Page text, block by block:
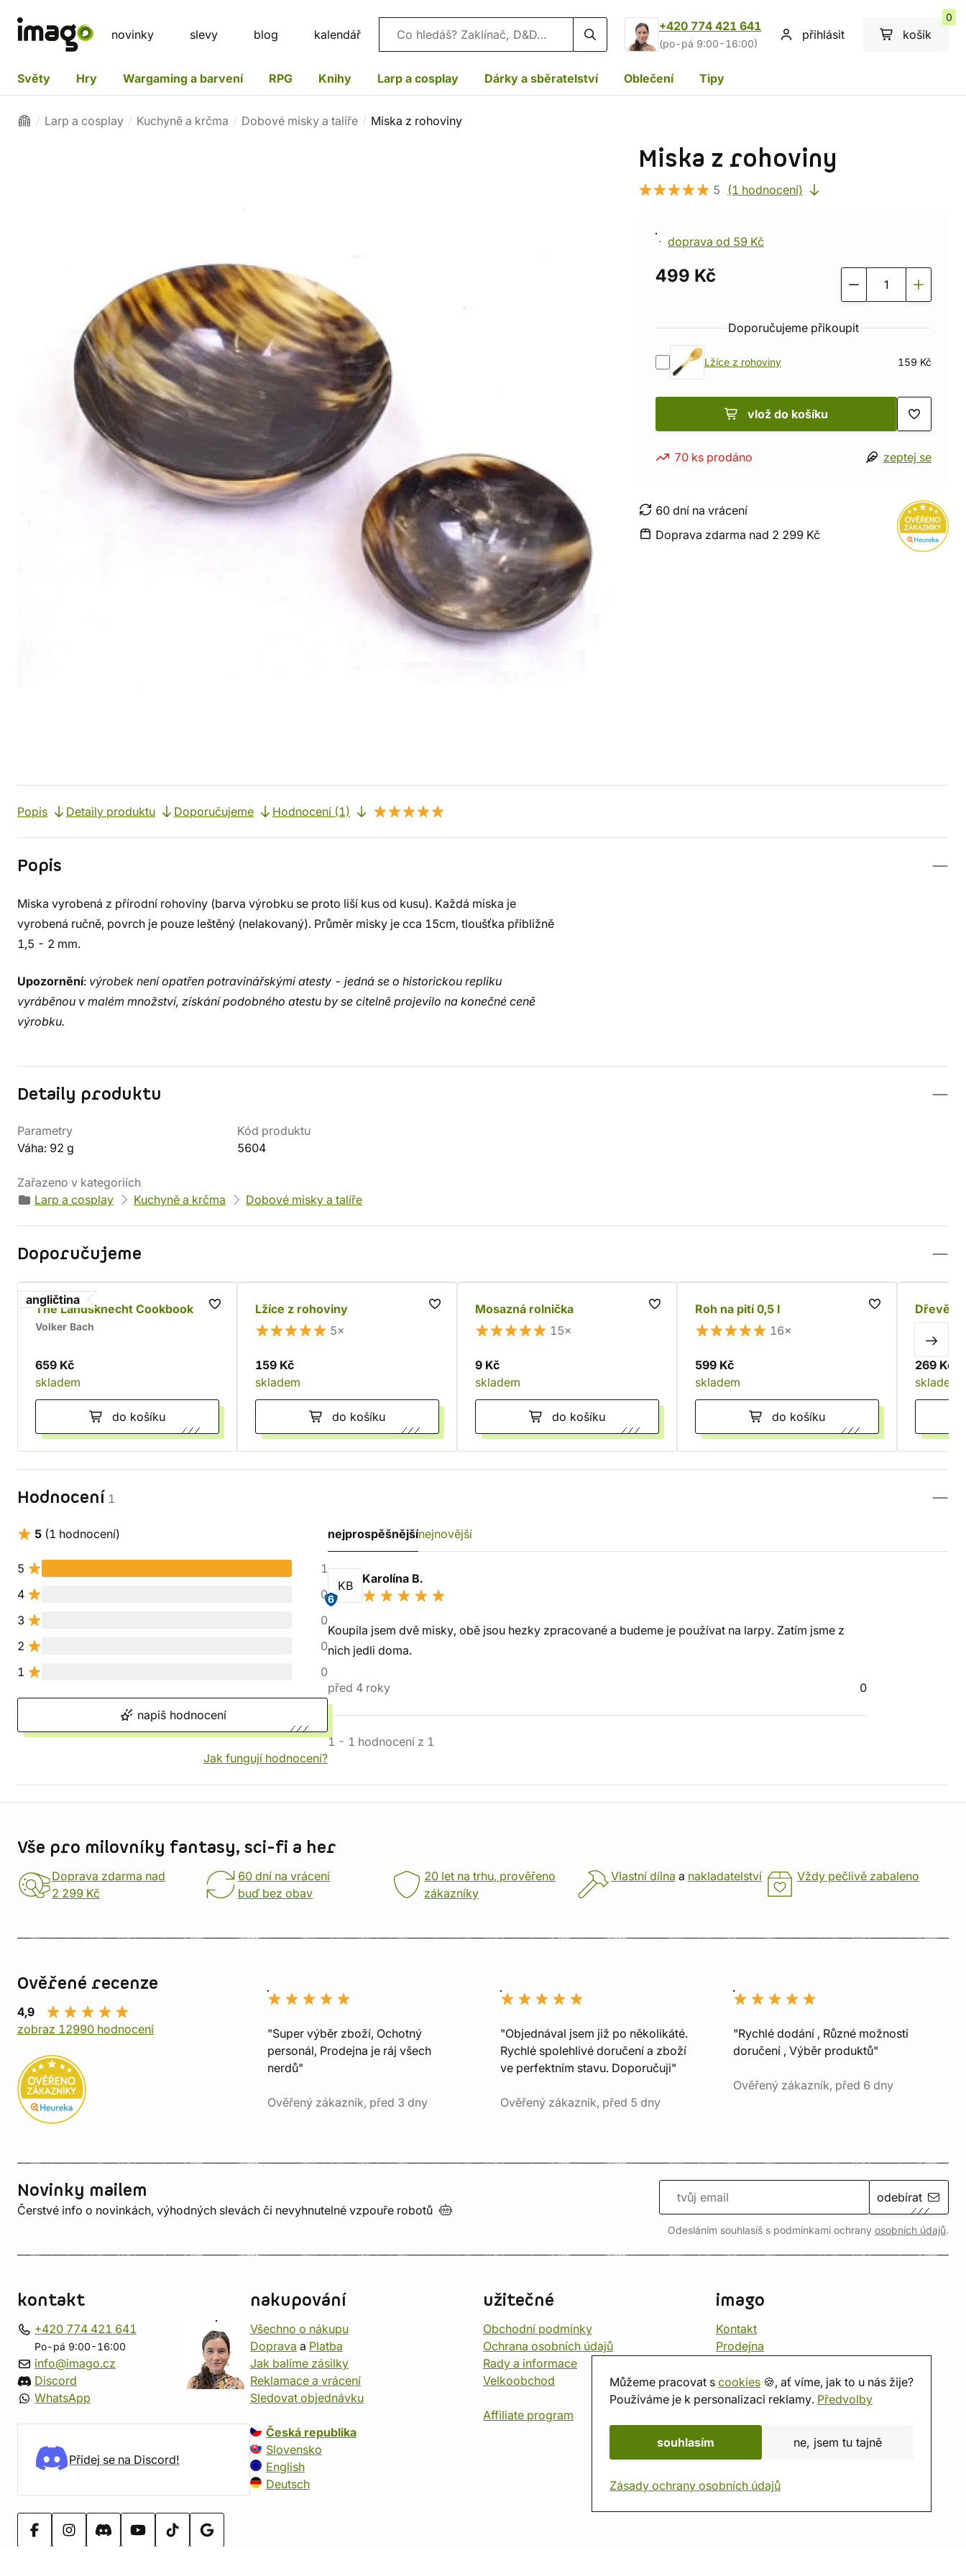
novinky slevy blog kalendář Vyhledávání
+420 774 421 641
(po-pá 9:00-16:00)
přihlásit košík
0
Světy Hry Wargaming a barvení RPG Knihy Larp a cosplay Dárky a sběratelství Oblečení Tipy
Larp a cosplay Kuchyně a krčma Dobové misky a talíře Miska z rohoviny
Miska z rohoviny
5 (1 hodnocení)
doprava od 59 Kč
499 Kč
Doporučujeme přikoupit
Lžíce z rohoviny 159 Kč
vlož do košíku
70 ks prodáno zeptej se
60 dní na vrácení
Doprava zdarma nad 2 299 Kč
Popis Detaily produktu Doporučujeme Hodnocení (1)
Popis
Miska vyrobená z přírodní rohoviny (barva výrobku se proto liší kus od kusu). Každá miska je
vyrobená ručně, povrch je pouze leštěný (nelakovaný). Průměr misky je cca 15cm, tloušťka přibližně
1,5 - 2 mm.
Upozornění: výrobek není opatřen potravinářskými atesty - jedná se o historickou repliku
vyráběnou v malém množství, získání podobného atestu by se citelně projevilo na konečné ceně
výrobku.
Detaily produktu
Parametry
Váha: 92 g
Kód produktu
5604
Zařazeno v kategoriích
Larp a cosplay
Kuchyně a krčma Dobové misky a talíře
Doporučujeme
angličtina
The Landsknecht Cookbook
Volker Bach
659 Kč
skladem
do košíku
Lžíce z rohoviny
5×
159 Kč
skladem
do košíku
Mosazná rolnička
15×
9 Kč
skladem
do košíku
Roh na pití 0,5 l
16×
599 Kč
skladem
do košíku
269 Kč
skladem
Hodnocení 1
5 (1 hodnocení)
5
1
4
0
3
0
2
0
1
0
napiš hodnocení
Jak fungují hodnocení?
nejprospěšnějšínejnovější
KB
6
Karolína B.
Koupila jsem dvě misky, obě jsou hezky zpracované a budeme je používat na larpy. Zatím jsme z
nich jedli doma.
před 4 roky 0
1 - 1 hodnocení z 1
Můžeme pracovat s cookies 🍪, ať víme, jak to u nás žije?
Používáme je k personalizaci reklamy. Předvolby
souhlasím ne, jsem tu tajně
Zásady ochrany osobních údajů
Vše pro milovníky fantasy, sci-fi a her
Doprava zdarma nad
2 299 Kč
60 dní na vrácení
buď bez obav
20 let na trhu, prověřeno
zákazníky
Vlastní dílna a nakladatelství Vždy pečlivě zabaleno
Ověřené recenze
4,9
zobraz 12990 hodnocení
"Super výběr zboží, Ochotný
personál, Prodejna je ráj všech
nerdů"
Ověřený zákazník, před 3 dny
"Objednával jsem již po několikáté.
Rychlé spolehlivé doručení a zboží
ve perfektním stavu. Doporučuji"
Ověřený zákazník, před 5 dny
"Rychlé dodání , Různé možnosti
doručení , Výběr produktů"
Ověřený zákazník, před 6 dny
Novinky mailem
Čerstvé info o novinkách, výhodných slevách či nevyhnutelné vzpouře robotů
odebírat
Odesláním souhlasíš s podmínkami ochrany osobních údajů.
kontakt
+420 774 421 641
Po-pá 9:00-16:00
info@imago.cz
Discord
WhatsApp
Přidej se na Discord!
nakupování
Všechno o nákupu
Doprava a Platba
Jak balíme zásilky
Reklamace a vrácení
Sledovat objednávku
Česká republika
Slovensko
English
Deutsch
užitečné
Obchodní podmínky
Ochrana osobních údajů
Rady a informace
Velkoobchod
Affiliate program
imago
Kontakt
Prodejna
O nás
Hodnocení obchodu